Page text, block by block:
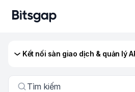
Kết nối sàn giao dịch & quản lý
Tìm kiếm